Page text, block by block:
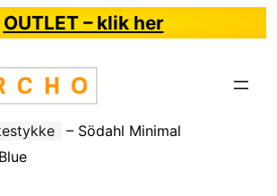
OUTLET – klik her
– Södahl Minimal